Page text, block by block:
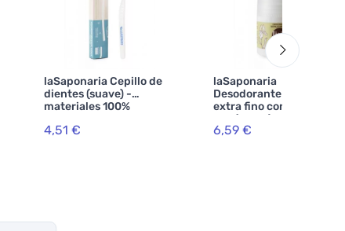
laSaponaria Cepillo de
dientes (suave) -
materiales 100%
4,51 €
laSaponaria
Desodorante roll-on
extra fino con caléndula
BIO (50 ml)
6,59 €